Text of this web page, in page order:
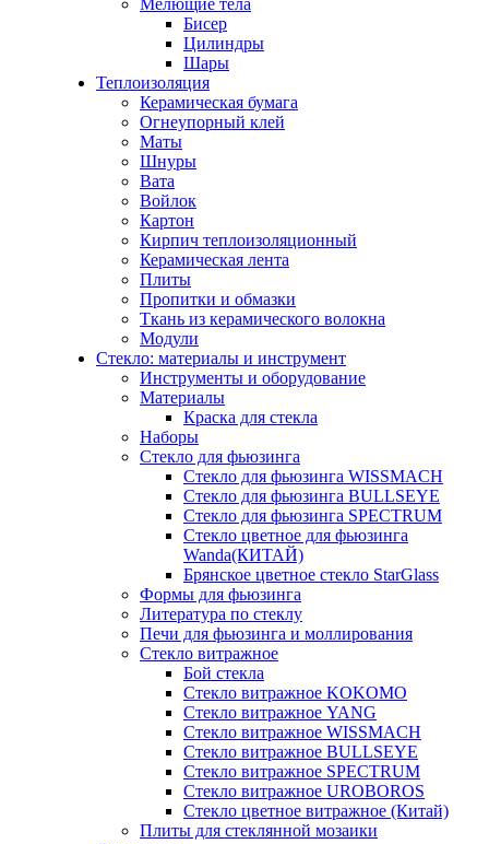
Мелющие тела
Бисер
Цилиндры
Шары
Теплоизоляция
Керамическая бумага
Огнеупорный клей
Маты
Шнуры
Вата
Войлок
Картон
Кирпич теплоизоляционный
Керамическая лента
Плиты
Пропитки и обмазки
Ткань из керамического волокна
Модули
Стекло: материалы и инструмент
Инструменты и оборудование
Материалы
Краска для стекла
Наборы
Стекло для фьюзинга
Стекло для фьюзинга WISSMACH
Стекло для фьюзинга BULLSEYE
Стекло для фьюзинга SPECTRUM
Стекло цветное для фьюзинга
Wanda(КИТАЙ)
Брянское цветное стекло StarGlass
Формы для фьюзинга
Литература по стеклу
Печи для фьюзинга и моллирования
Стекло витражное
Бой стекла
Стекло витражное KOKOMO
Стекло витражное YANG
Стекло витражное WISSMACH
Стекло витражное BULLSEYE
Стекло витражное SPECTRUM
Стекло витражное UROBOROS
Стекло цветное витражное (Китай)
Плиты для стеклянной мозаики